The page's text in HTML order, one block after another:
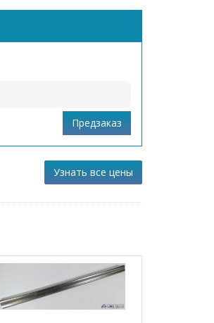
Узнать все цены